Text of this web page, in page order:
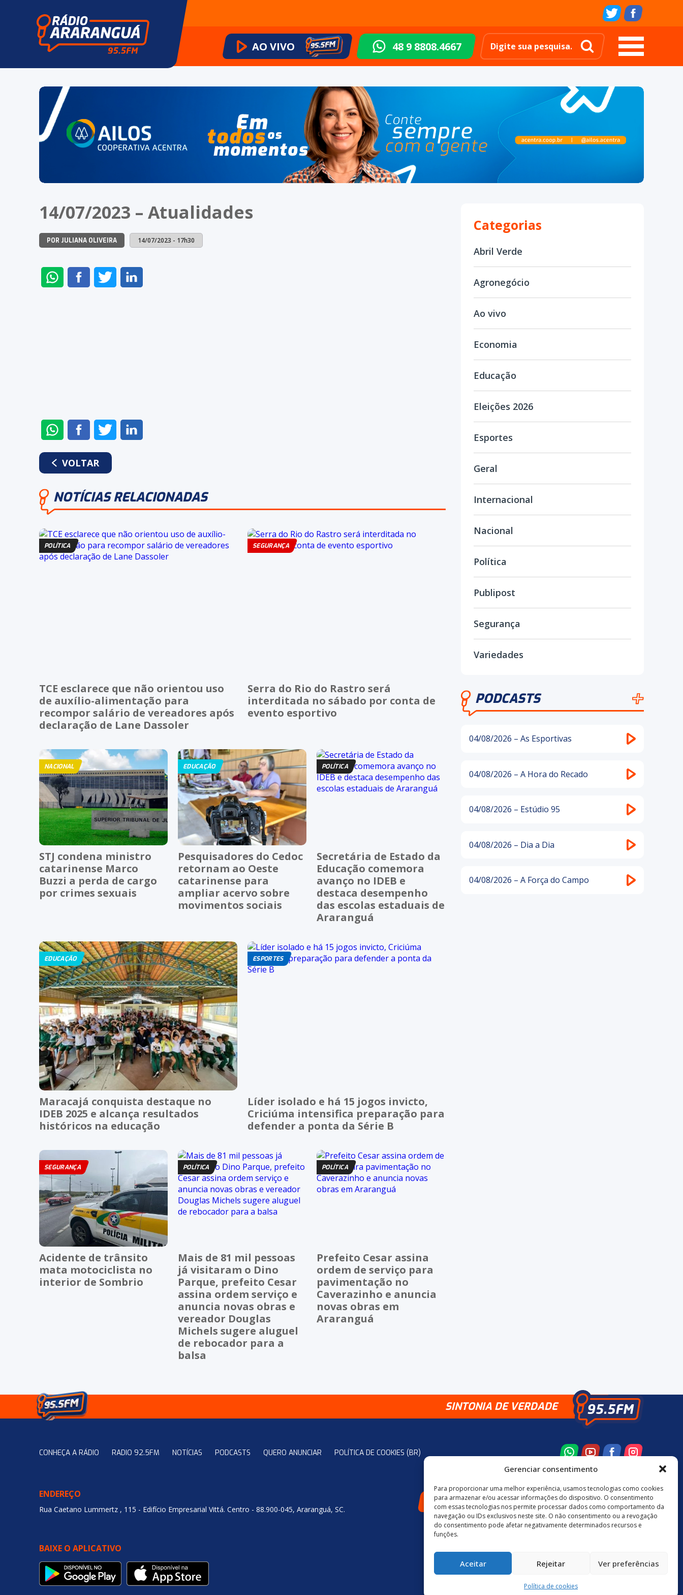
Gerenciar consentimento
Para proporcionar uma melhor experiência, usamos tecnologias como cookies
para armazenar e/ou acessar informações do dispositivo. O consentimento
com essas tecnologias nos permite processar dados como comportamento da
navegação ou IDs exclusivos neste site. O não consentimento ou a revogação
do consentimento pode afetar negativamente determinados recursos e
funções.
Aceitar Rejeitar Ver preferências
Política de cookies
AO VIVO 48 9 8808.4667
14/07/2023 – Atualidades
POR JULIANA OLIVEIRA 14/07/2023 - 17h30
ENVIAR
NO
COMPARTILHAR
NO
COMPARTILHAR
NO
ENVIAR
NO
WHATSAPP
COMPARTILHAR
NO
FACEBOOK
COMPARTILHAR
NO
VOLTAR
NOTÍCIAS RELACIONADAS
POLÍTICA
TCE esclarece que não orientou uso
de auxílio-alimentação para
recompor salário de vereadores após
declaração de Lane Dassoler
SEGURANÇA
Serra do Rio do Rastro será
interditada no sábado por conta de
evento esportivo
NACIONAL
STJ condena ministro
catarinense Marco
Buzzi a perda de cargo
por crimes sexuais
EDUCAÇÃO
Pesquisadores do Cedoc
retornam ao Oeste
catarinense para
ampliar acervo sobre
movimentos sociais
POLÍTICA
Secretária de Estado da
Educação comemora
avanço no IDEB e
destaca desempenho
das escolas estaduais de
Araranguá
EDUCAÇÃO
Maracajá conquista destaque no
IDEB 2025 e alcança resultados
históricos na educação
ESPORTES
Líder isolado e há 15 jogos invicto,
Criciúma intensifica preparação para
defender a ponta da Série B
SEGURANÇA
Acidente de trânsito
mata motociclista no
interior de Sombrio
POLÍTICA
Mais de 81 mil pessoas
já visitaram o Dino
Parque, prefeito Cesar
assina ordem serviço e
anuncia novas obras e
vereador Douglas
Michels sugere aluguel
de rebocador para a
balsa
POLÍTICA
Prefeito Cesar assina
ordem de serviço para
pavimentação no
Caverazinho e anuncia
novas obras em
Araranguá
Categorias
Abril Verde
Agronegócio
Ao vivo
Economia
Educação
Eleições 2026
Esportes
Geral
Internacional
Nacional
Política
Publipost
Segurança
Variedades
PODCASTS
04/08/2026 – As Esportivas
04/08/2026 – A Hora do Recado
04/08/2026 – Estúdio 95
04/08/2026 – Dia a Dia
04/08/2026 – A Força do Campo
SINTONIA DE VERDADE
CONHEÇA A RÁDIO RADIO 92.5FM NOTÍCIAS PODCASTS QUERO ANUNCIAR POLÍTICA DE COOKIES (BR)
ENDEREÇO
Rua Caetano Lummertz , 115 - Edifício Empresarial Vittá. Centro - 88.900-045, Araranguá, SC.
48 3524-0137 48 9880-84667
BAIXE O APLICATIVO